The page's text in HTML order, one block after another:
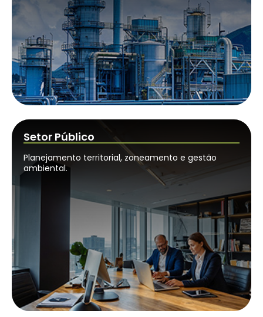
Setor Público
Planejamento territorial, zoneamento e gestão
ambiental.